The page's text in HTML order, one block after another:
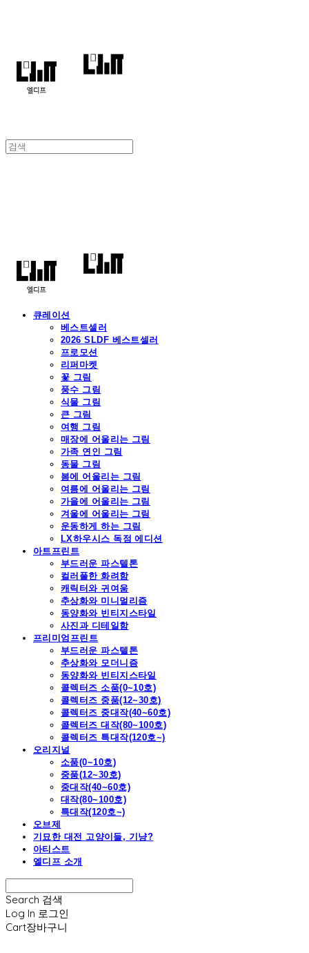
큐레이션
베스트셀러
2026 SLDF 베스트셀러
프로모션
리퍼마켓
꽃 그림
풍수 그림
식물 그림
큰 그림
여행 그림
매장에 어울리는 그림
가족 연인 그림
동물 그림
봄에 어울리는 그림
여름에 어울리는 그림
가을에 어울리는 그림
겨울에 어울리는 그림
운동하게 하는 그림
LX하우시스 독점 에디션
아트프린트
부드러운 파스텔톤
컬러풀한 화려함
캐릭터와 귀여움
추상화와 미니멀리즘
동양화와 빈티지스타일
사진과 디테일함
프리미엄프린트
부드러운 파스텔톤
추상화와 모더니즘
동양화와 빈티지스타일
콜렉터즈 소품(0~10호)
콜렉터즈 중품(12~30호)
콜렉터즈 중대작(40~60호)
콜렉터즈 대작(80~100호)
콜렉터즈 특대작(120호~)
오리지널
소품(0~10호)
중품(12~30호)
중대작(40~60호)
대작(80~100호)
특대작(120호~)
오브제
기묘한 대전 고양이들, 기냥?
아티스트
엘디프 소개
Search 검색
Log In 로그인
Cart장바구니